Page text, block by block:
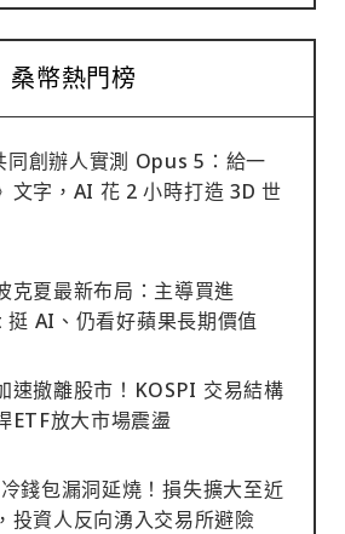
取約 6% 的資本利得。
桑幣熱門榜
創辦人實測 Opus 5：給一
文字，AI 花 2 小時打造 3D 世
克夏最新布局：主導買進
AI、仍看好蘋果長期價值
速撤離股市！KOSPI 交易結構
ETF放大市場震盪
錢包漏洞延燒！損失擴大至近
投資人反向湧入交易所避險